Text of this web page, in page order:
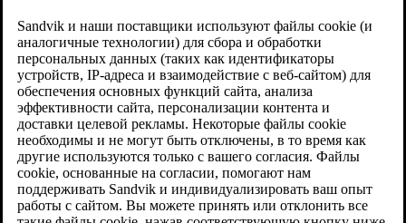
Sandvik и наши поставщики используют файлы cookie (и
аналогичные технологии) для сбора и обработки
персональных данных (таких как идентификаторы
устройств, IP-адреса и взаимодействие с веб-сайтом) для
обеспечения основных функций сайта, анализа
эффективности сайта, персонализации контента и
доставки целевой рекламы. Некоторые файлы cookie
необходимы и не могут быть отключены, в то время как
другие используются только с вашего согласия. Файлы
cookie, основанные на согласии, помогают нам
поддерживать Sandvik и индивидуализировать ваш опыт
работы с сайтом. Вы можете принять или отклонить все